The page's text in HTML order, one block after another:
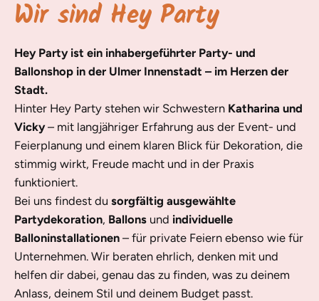
Wir sind Hey Party
Hey Party ist ein inhabergeführter Party- und
Ballonshop in der Ulmer Innenstadt – im Herzen der
Stadt.
Hinter Hey Party stehen wir Schwestern Katharina und
Vicky– mit langjähriger Erfahrung aus der Event- und
Feierplanung und einem klaren Blick für Dekoration, die
stimmig wirkt, Freude macht und in der Praxis
funktioniert.
Bei uns findest du sorgfältig ausgewählte
Partydekoration, Ballons und individuelle
Balloninstallationen – für private Feiern ebenso wie für
Unternehmen. Wir beraten ehrlich, denken mit und
helfen dir dabei, genau das zu finden, was zu deinem
Anlass, deinem Stil und deinem Budget passt.